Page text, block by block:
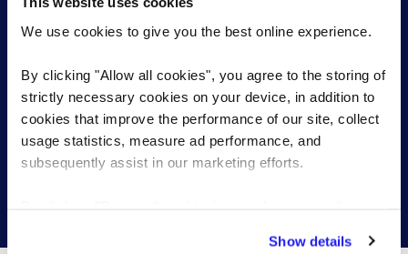
We use cookies to give you the best online experience.
By clicking "Allow all cookies", you agree to the storing of
strictly necessary cookies on your device, in addition to
cookies that improve the performance of our site, collect
usage statistics, measure ad performance, and
subsequently assist in our marketing efforts.
Show details
Inicia una conversación con uno de
nuestros especialistas en evaluación
Envíanos un resumen de lo que necesitas, y te
contactaremos para entender tus requerimientos en
profundidad.